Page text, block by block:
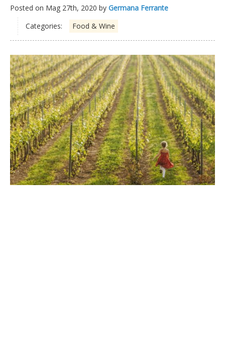
Posted on Mag 27th, 2020 by Germana Ferrante
Categories:
Food & Wine